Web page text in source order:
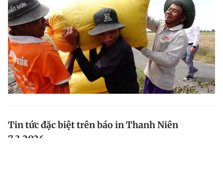
Tin tức đặc biệt trên báo in Thanh Niên
7.3.2026